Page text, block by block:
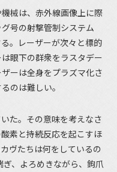
械は、赤外線画像上に際
号の射撃管制システム
。レーザーが次々と標的
眼下の群衆をラスタデー
ーは全身をプラズマ化さ
のは難しい。
た。その意味を考えなさ
素と持続反応を起こすほ
ヴたちは何をしているの
、よろめきながら、鉤爪